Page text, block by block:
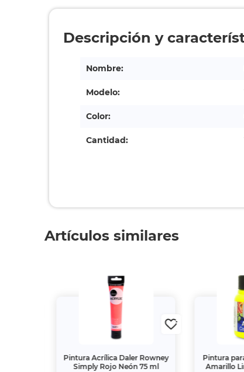
Descripción y
Nombre:
Modelo:
Color:
Cantidad:
Artículos similares
Pintura Acrílica Daler Rowney
Simply Rojo Neón 75 ml
Pintura para
Amarillo